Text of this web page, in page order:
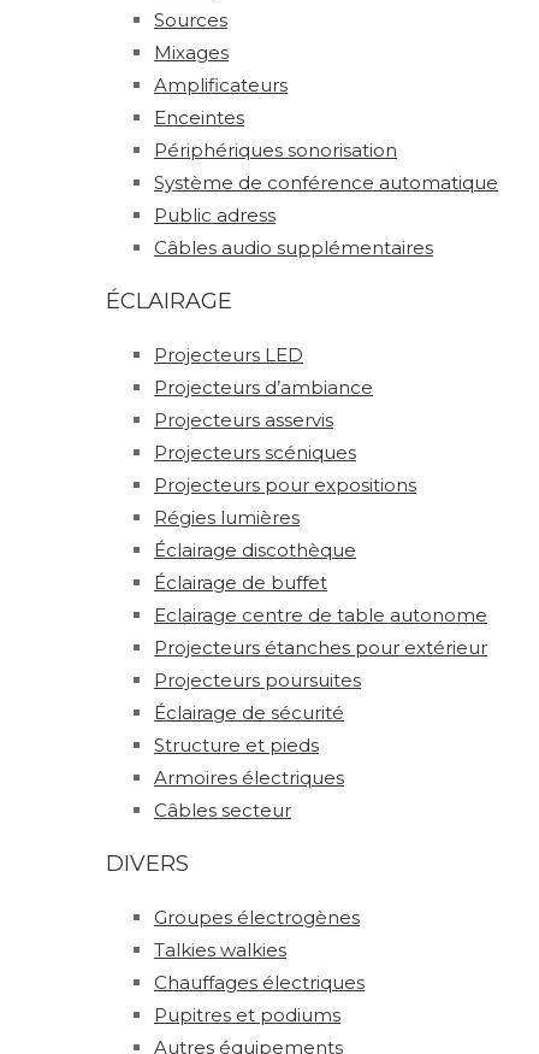
Sources
Mixages
Amplificateurs
Enceintes
Périphériques sonorisation
Système de conférence automatique
Public adress
Câbles audio supplémentaires
ÉCLAIRAGE
Projecteurs LED
Projecteurs d’ambiance
Projecteurs asservis
Projecteurs scéniques
Projecteurs pour expositions
Régies lumières
Éclairage discothèque
Éclairage de buffet
Eclairage centre de table autonome
Projecteurs étanches pour extérieur
Projecteurs poursuites
Éclairage de sécurité
Structure et pieds
Armoires électriques
Câbles secteur
DIVERS
Groupes électrogènes
Talkies walkies
Chauffages électriques
Pupitres et podiums
Autres équipements